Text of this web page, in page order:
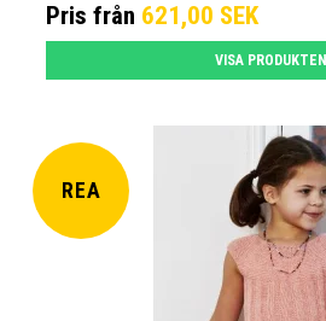
Pris från 621,00 SEK
VISA PRODUKTEN
REA